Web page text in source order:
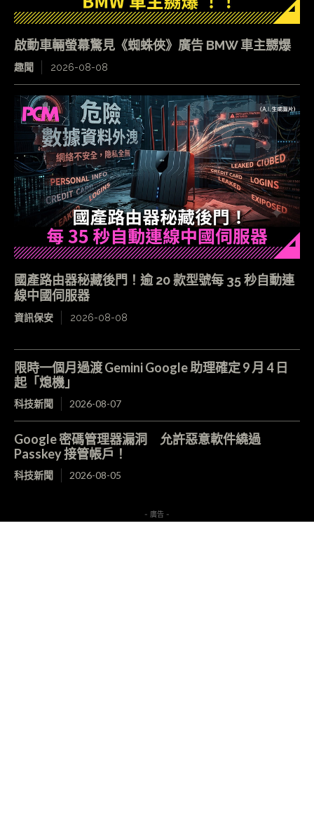
啟動車輛螢幕驚見《蜘蛛俠》廣告 BMW 車主嬲爆
趣聞 2026-08-08
國產路由器秘藏後門！逾 20 款型號每 35 秒自動連
線中國伺服器
資訊保安 2026-08-08
限時一個月過渡 Gemini Google 助理確定 9 月 4 日
起「熄機」
科技新聞 2026-08-07
Google 密碼管理器漏洞 允許惡意軟件繞過
Passkey 接管帳戶！
科技新聞 2026-08-05
- 廣告 -